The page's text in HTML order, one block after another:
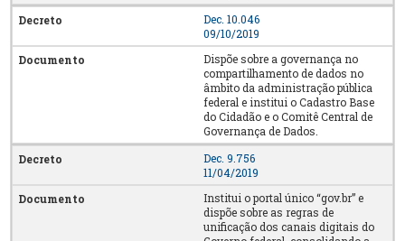
Dec. 10.046
09/10/2019
Dispõe sobre a governança no
compartilhamento de dados no
âmbito da administração pública
federal e institui o Cadastro Base
do Cidadão e o Comitê Central de
Governança de Dados.
Dec. 9.756
11/04/2019
Institui o portal único “gov.br” e
dispõe sobre as regras de
unificação dos canais digitais do